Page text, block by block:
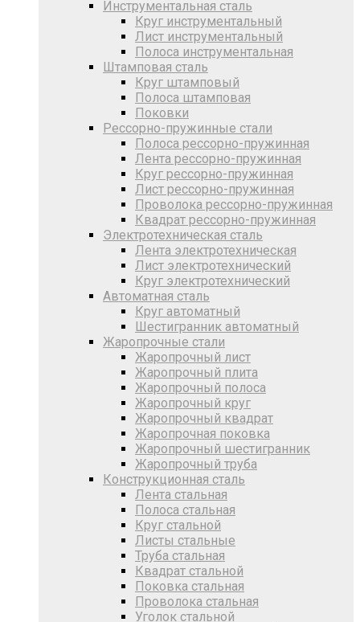
Инструментальная сталь
Круг инструментальный
Лист инструментальный
Полоса инструментальная
Штамповая сталь
Круг штамповый
Полоса штамповая
Поковки
Рессорно-пружинные стали
Полоса рессорно-пружинная
Лента рессорно-пружинная
Круг рессорно-пружинная
Лист рессорно-пружинная
Проволока рессорно-пружинная
Квадрат рессорно-пружинная
Электротехническая сталь
Лента электротехническая
Лист электротехнический
Круг электротехнический
Автоматная сталь
Круг автоматный
Шестигранник автоматный
Жаропрочные стали
Жаропрочный лист
Жаропрочный плита
Жаропрочный полоса
Жаропрочный круг
Жаропрочный квадрат
Жаропрочная поковка
Жаропрочный шестигранник
Жаропрочный труба
Конструкционная сталь
Лента стальная
Полоса стальная
Круг стальной
Листы стальные
Труба стальная
Квадрат стальной
Поковка стальная
Проволока стальная
Уголок стальной